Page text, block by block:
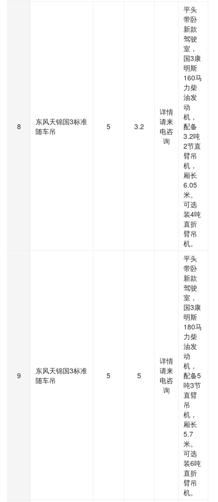
8
东风天锦国3标准
随车吊
5 3.2
详情
请来
电咨
询
平头
带卧
新款
驾驶
室，
国3康
明斯
160马
力柴
油发
动
机，
配备
3.2吨
2节直
臂吊
机，
厢长
6.05
米。
可选
装4吨
直折
臂吊
机。
9
东风天锦国3标准
随车吊
5 5
详情
请来
电咨
询
平头
带卧
新款
驾驶
室，
国3康
明斯
180马
力柴
油发
动
机，
配备5
吨3节
直臂
吊
机，
厢长
5.7
米。
可选
装6吨
直折
臂吊
机。